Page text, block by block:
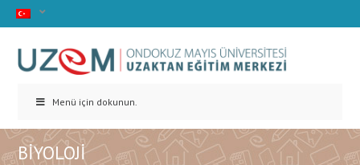
Menü için dokunun.
BİYOLOJİ